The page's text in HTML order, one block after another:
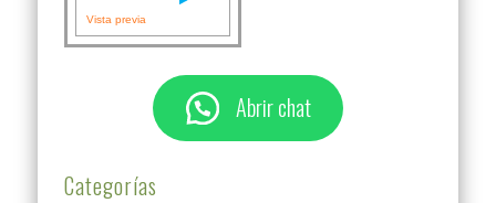
Vista previa
Abrir chat
Categorías